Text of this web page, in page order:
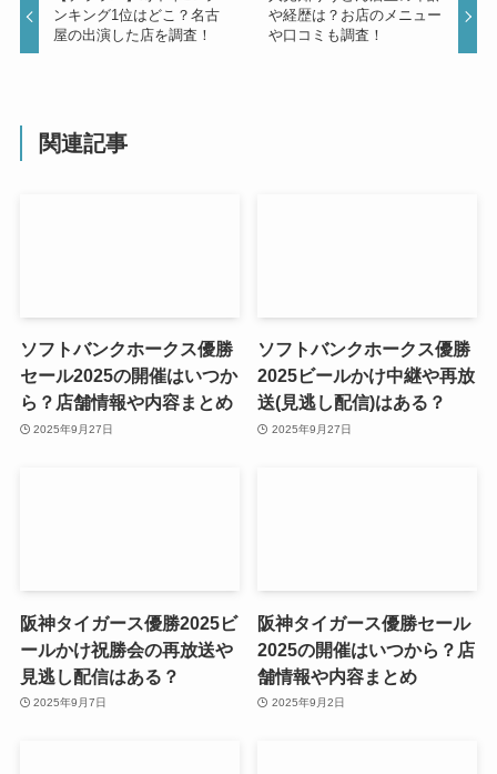
ンキング1位はどこ？名古
屋の出演した店を調査！
や経歴は？お店のメニュー
や口コミも調査！
関連記事
ソフトバンクホークス優勝
セール2025の開催はいつか
ら？店舗情報や内容まとめ
2025年9月27日
ソフトバンクホークス優勝
2025ビールかけ中継や再放
送(見逃し配信)はある？
2025年9月27日
阪神タイガース優勝2025ビ
ールかけ祝勝会の再放送や
見逃し配信はある？
2025年9月7日
阪神タイガース優勝セール
2025の開催はいつから？店
舗情報や内容まとめ
2025年9月2日